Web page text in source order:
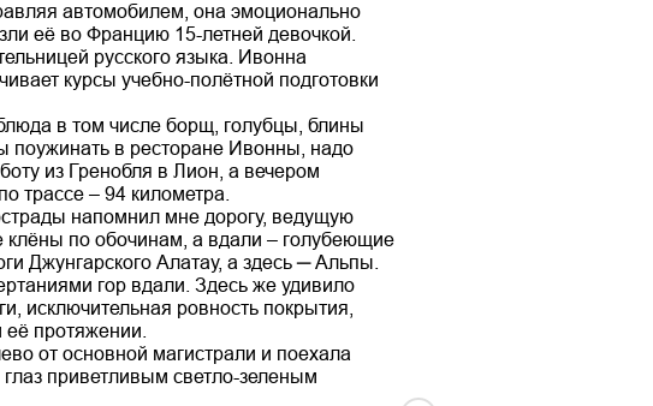
автомобилем, она эмоционально
её во Францию 15-летней девочкой.
русского языка. Ивонна
курсы учебно-полётной подготовки
в том числе борщ, голубцы, блины
поужинать в ресторане Ивонны, надо
из Гренобля в Лион, а вечером
трассе – 94 километра.
напомнил мне дорогу, ведущую
по обочинам, а вдали – голубеющие
Джунгарского Алатау, а здесь ─ Альпы.
гор вдали. Здесь же удивило
исключительная ровность покрытия,
протяжении.
от основной магистрали и поехала
приветливым светло-зеленым